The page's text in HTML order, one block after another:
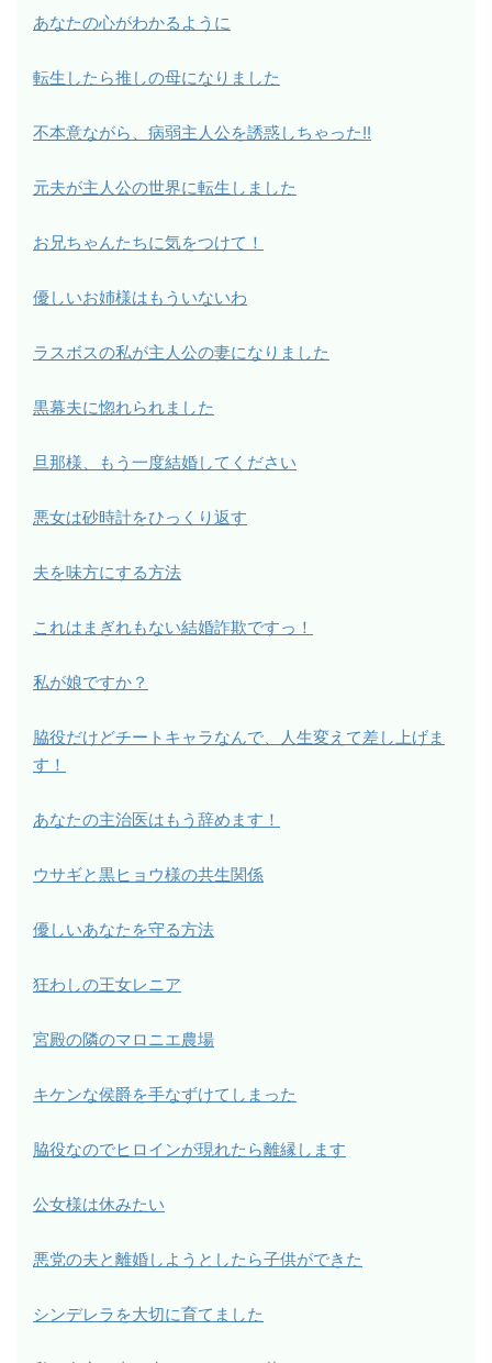
あなたの心がわかるように
転生したら推しの母になりました
不本意ながら、病弱主人公を誘惑しちゃった!!
元夫が主人公の世界に転生しました
お兄ちゃんたちに気をつけて！
優しいお姉様はもういないわ
ラスボスの私が主人公の妻になりました
黒幕夫に惚れられました
旦那様、もう一度結婚してください
悪女は砂時計をひっくり返す
夫を味方にする方法
これはまぎれもない結婚詐欺ですっ！
私が娘ですか？
脇役だけどチートキャラなんで、人生変えて差し上げま
す！
あなたの主治医はもう辞めます！
ウサギと黒ヒョウ様の共生関係
優しいあなたを守る方法
狂わしの王女レニア
宮殿の隣のマロニエ農場
キケンな侯爵を手なずけてしまった
脇役なのでヒロインが現れたら離縁します
公女様は休みたい
悪党の夫と離婚しようとしたら子供ができた
シンデレラを大切に育てました